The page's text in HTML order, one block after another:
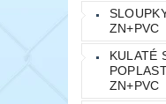
ZN+PVC
KULATÉ
ZN+PVC